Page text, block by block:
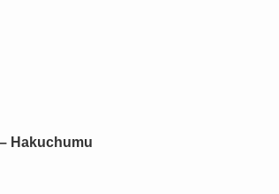
Hakuchumu